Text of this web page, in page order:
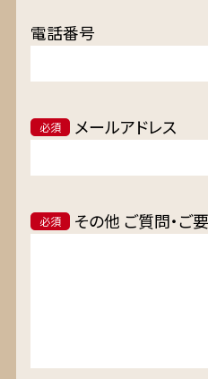
電話番号
必須 メールアドレス
必須 その他 ご質問・ご